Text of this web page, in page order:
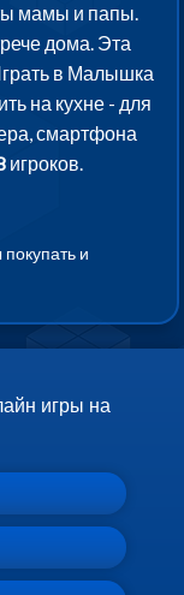
мамы и папы.
дома. Эта
в Малышка
на кухне - для
смартфона
игроков.
и
игры на